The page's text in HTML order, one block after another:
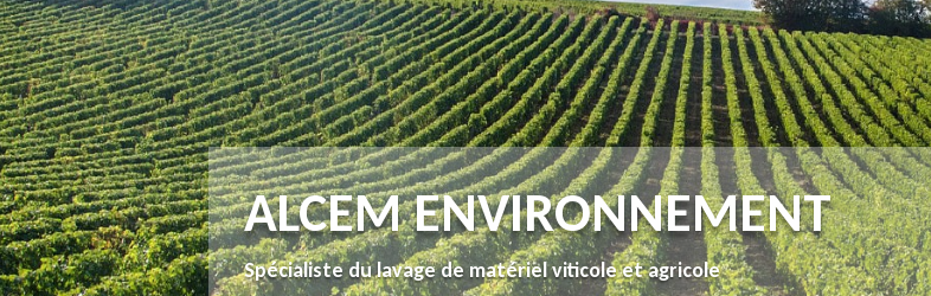
ALCEM ENVIRONNEMENT
Spécialiste du lavage de matériel viticole et agricole